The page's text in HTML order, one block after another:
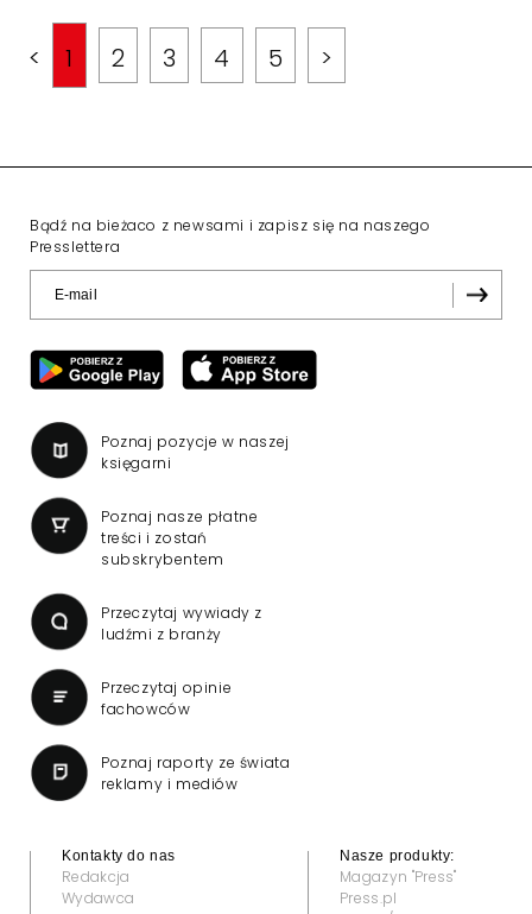
< 1 2 3 4 5 >
Bądź na bieżaco z newsami i zapisz się na naszego
Presslettera
Poznaj pozycje w naszej
księgarni
Poznaj nasze płatne
treści i zostań
subskrybentem
Przeczytaj wywiady z
ludźmi z branży
Przeczytaj opinie
fachowców
Poznaj raporty ze świata
reklamy i mediów
Kontakty do nas
Redakcja
Wydawca
Nasze produkty:
Magazyn "Press"
Press.pl